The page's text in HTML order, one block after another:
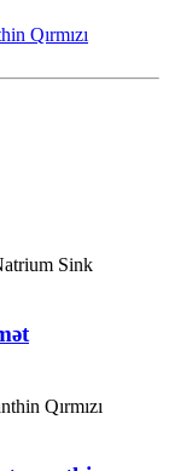
Qırmızı